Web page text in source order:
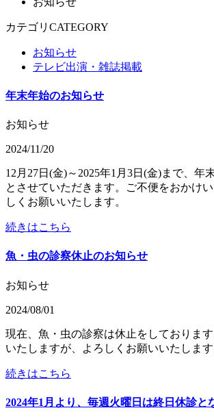
カテゴリ CATEGORY
お知らせ
テレビ出演・雑誌掲載
年末年始のお知らせ
お知らせ
2024/11/20
12月27日(金)～2025年1月3日(金)まで、年
とさせていただきます。ご不便をおかけ
しくお願いいたします。
続きはこちら
魚・虫の診察休止のお知らせ
お知らせ
2024/08/01
現在、魚・虫の診察は休止をしておりま
いたしますが、よろしくお願いいたします
続きはこちら
2024年1月より、毎週火曜日は終日休診と